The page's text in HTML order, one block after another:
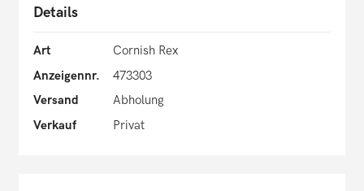
Details
Art
Cornish Rex
Anzeigennr.
473303
Versand
Abholung
Verkauf
Privat